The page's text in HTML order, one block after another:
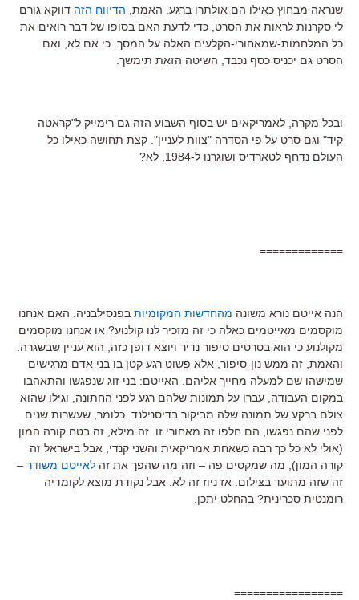
שנראה מבחוץ כאילו הם אולתרו ברגע. האמת, הדיווח הזה דווקא גורם
לי סקרנות לראות את הסרט, כדי לדעת האם בסופו של דבר רואים את
כל המלחמות-שמאחורי-הקלעים האלה על המסך. כי אם לא, ואם
הסרט גם יכניס כסף נכבד, השיטה הזאת תימשך.
ובכל מקרה, לאמריקאים יש בסוף השבוע הזה גם רימייק ל"קראטה
קיד" וגם סרט על פי הסדרה "צוות לעניין". קצת תחושה כאילו כל
העולם נדחף לטארדיס ושוגרנו ל-1984, לא?
=============
הנה אייטם נורא משונה מהחדשות המקומיות בפנסילבניה. האם אנחנו
מוקסמים מאייטמים כאלה כי זה מזכיר לנו קולנוע? או אנחנו מוקסמים
מקולנוע כי הוא בסרטים סיפור נדיר ויוצא דופן כזה, הוא עניין שבשגרה.
והאמת, זה ממש נון-סיפור, אלא פשוט רגע קטן בו בני אדם מרגישים
שמישהו שם למעלה מחייך אליהם. האייטם: בני זוג שנפגשו והתאהבו
במקום העבודה, עברו על תמונות שלהם רגע לפני החתונה, וגילו שהוא
צולם ברקע של תמונה שלה מביקור בדיסנילנד. כלומר, שעשרות שנים
לפני שהם נפגשו, הם חלפו זה מאחורי זו. זה מילא, זה בטח קורה המון
(אולי לא כל כך רבה כשאחת אמריקאית והשני קנדי, אבל בישראל זה
קורה המון), מה שמקסים פה – וזה מה שהפך את זה לאייטם משודר –
זה שזה מתועד בצילום. אז ניוז זה לא. אבל נקודת מוצא לקומדיה
רומנטית סכרינית? בהחלט יתכן.
=================